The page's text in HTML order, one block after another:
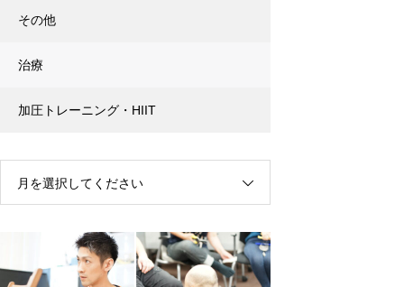
その他
治療
加圧トレーニング・HIIT
月を選択してください